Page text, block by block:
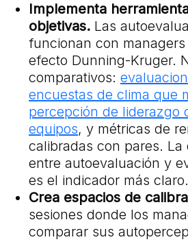
Implementa
objetivas. Las
funcionan con
efecto Dunning-Kruger.
comparativos:
encuestas de clima que
percepción de liderazgo
equipos, y métricas de
calibradas con pares. La
entre autoevaluación y
es el indicador más claro.
Crea espacios de
sesiones donde los
comparar sus
© Todos los derechos
reservados.
Mentiness 2026